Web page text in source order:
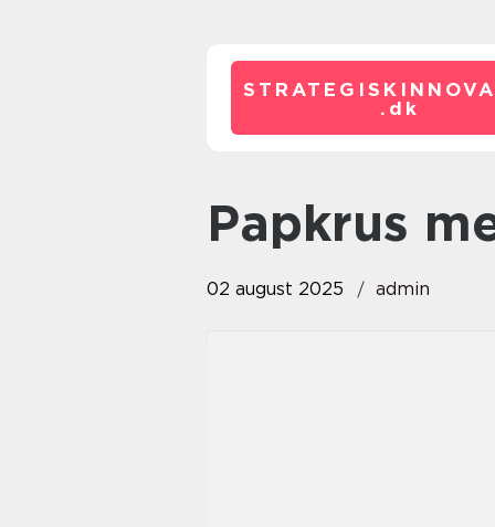
. dk
Papkrus
02 august 2025 admin